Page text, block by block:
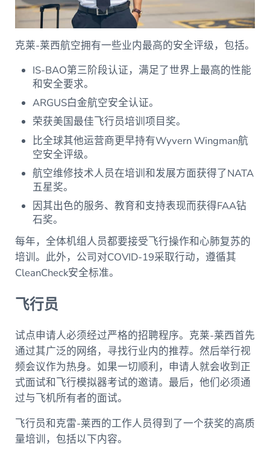
克莱-莱西航空拥有一些业内最高的安全评级，包括。
IS-BAO第三阶段认证，满足了世界上最高的性能
和安全要求。
ARGUS白金航空安全认证。
荣获美国最佳飞行员培训项目奖。
比全球其他运营商更早持有Wyvern Wingman航
空安全评级。
航空维修技术人员在培训和发展方面获得了NATA
五星奖。
因其出色的服务、教育和支持表现而获得FAA钻
石奖。
每年，全体机组人员都要接受飞行操作和心肺复苏的
培训。此外，公司对COVID-19采取行动，遵循其
CleanCheck安全标准。
飞行员
试点申请人必须经过严格的招聘程序。克莱-莱西首先
通过其广泛的网络，寻找行业内的推荐。然后举行视
频会议作为热身。如果一切顺利，申请人就会收到正
式面试和飞行模拟器考试的邀请。最后，他们必须通
过与飞机所有者的面试。
飞行员和克雷-莱西的工作人员得到了一个获奖的高质
量培训，包括以下内容。